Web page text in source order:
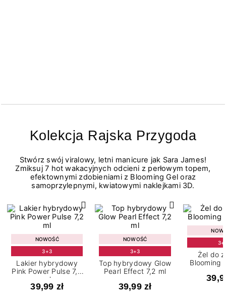
Kolekcja Rajska Przygoda
Stwórz swój viralowy, letni manicure jak Sara James!
Zmiksuj 7 hot wakacyjnych odcieni z perłowym topem,
efektownymi zdobieniami z Blooming Gel oraz
samoprzylepnymi, kwiatowymi naklejkami 3D.
NOWOŚĆ
3+3
Lakier hybrydowy
Pink Power Pulse 7,2
ml
39,99 zł
NOWOŚĆ
3+3
Top hybrydowy Glow
Pearl Effect 7,2 ml
39,99 zł
Żel do
Blooming